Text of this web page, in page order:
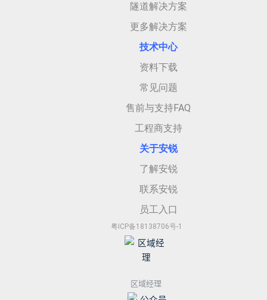
隧道解决方案
更多解决方案
技术中心
资料下载
常见问题
售前与支持FAQ
工程商支持
关于安锐
了解安锐
联系安锐
员工入口
粤ICP备18138706号-1
区域经理